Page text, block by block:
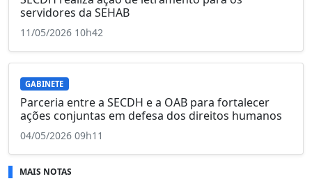
servidores da SEHAB
11/05/2026 10h42
GABINETE
Parceria entre a SECDH e a OAB para fortalecer
ações conjuntas em defesa dos direitos humanos
04/05/2026 09h11
MAIS NOTAS